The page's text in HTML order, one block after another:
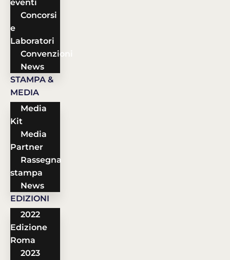
eventi
Concorsi
e
Laboratori
Convenzioni
News
STAMPA &
MEDIA
Media
Kit
Media
Partner
Rassegna
stampa
News
EDIZIONI
2022
Edizione
Roma
2023